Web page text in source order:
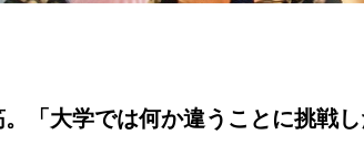
「大学では何か違うことに挑戦